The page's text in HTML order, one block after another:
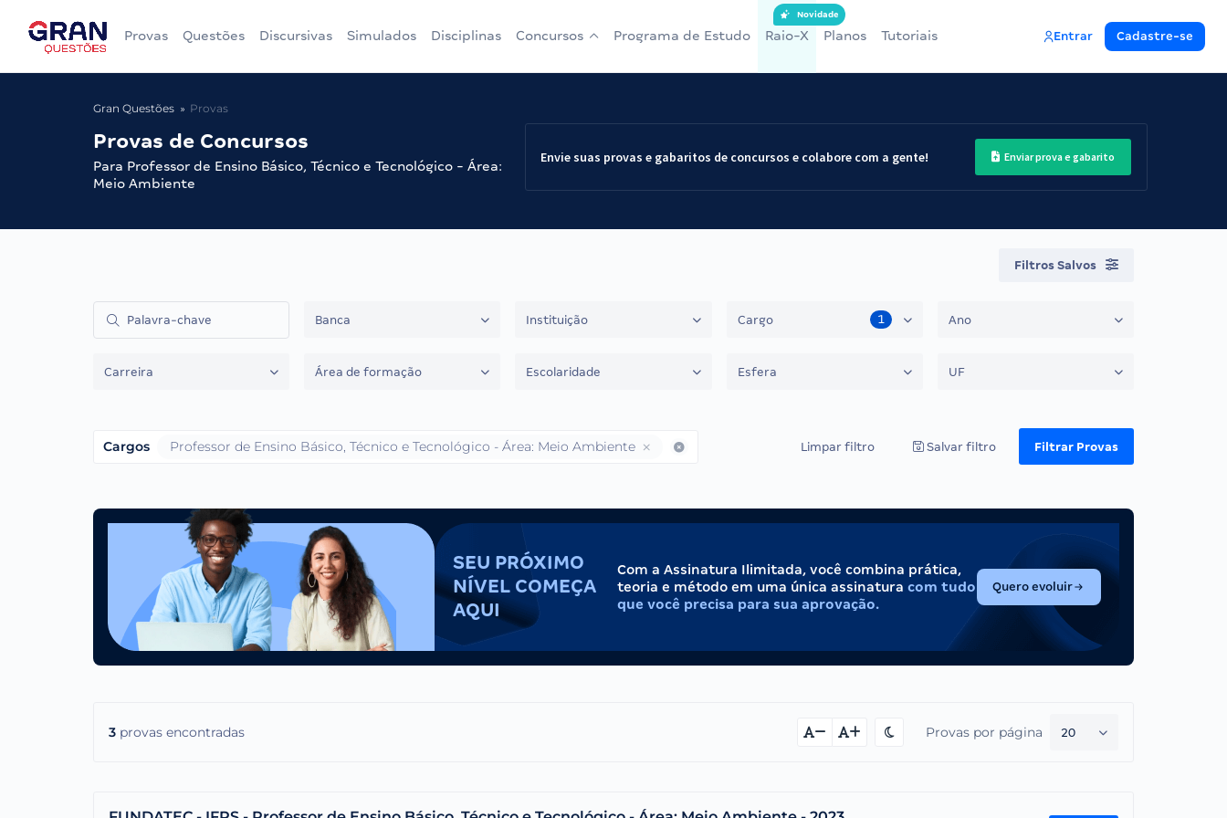
Provas Questões Discursivas Simulados Disciplinas Concursos Programa de Estudo Raio-X
Novidade
Planos Tutoriais Entrar Cadastre-se
Gran Questões Provas
Provas de Concursos
Para Professor de Ensino Básico, Técnico e Tecnológico - Área:
Meio Ambiente
Envie suas provas e gabaritos de concursos e colabore com a gente! Enviar prova e gabarito
Filtros Salvos
Banca Instituição Cargo 1 Ano
Carreira Área de formação Escolaridade Esfera UF
Cargos Professor de Ensino Básico, Técnico e Tecnológico - Área: Meio Ambiente Limpar filtro Salvar filtro Filtrar Provas
SEU PRÓXIMO
NÍVEL COMEÇA
AQUI
Com a Assinatura Ilimitada, você combina prática,
teoria e método em uma única assinatura com tudo
que você precisa para sua aprovação.
Quero evoluir(abre em nova aba)
3 provas encontradas Provas por página 20